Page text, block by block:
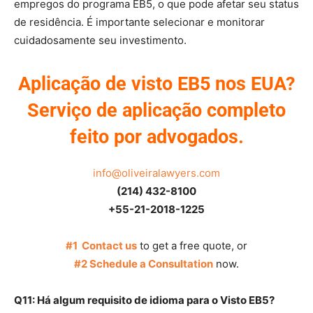
empregos do programa EB5, o que pode afetar seu status
de residência. É importante selecionar e monitorar
cuidadosamente seu investimento.
Aplicação de visto EB5 nos EUA?
Serviço de aplicação completo
feito por advogados.
info@oliveiralawyers.com
(214) 432-8100
+55-21-2018-1225
#1 Contact us to get a free quote, or
#2 Schedule a Consultation now.
Q11: Há algum requisito de idioma para o Visto EB5?